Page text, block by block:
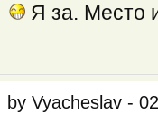
Я за. Место
byVyacheslav -